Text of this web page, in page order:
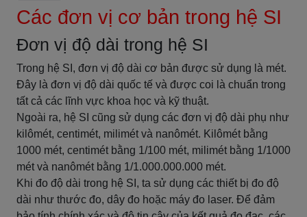
Các đơn vị cơ bản trong hệ SI
Đơn vị độ dài trong hệ SI
Trong hệ SI, đơn vị độ dài cơ bản được sử dụng là mét.
Đây là đơn vị độ dài quốc tế và được coi là chuẩn trong
tất cả các lĩnh vực khoa học và kỹ thuật.
Ngoài ra, hệ SI cũng sử dụng các đơn vị độ dài phụ như
kilômét, centimét, milimét và nanômét. Kilômét bằng
1000 mét, centimét bằng 1/100 mét, milimét bằng 1/1000
mét và nanômét bằng 1/1.000.000.000 mét.
Khi đo độ dài trong hệ SI, ta sử dụng các thiết bị đo độ
dài như thước đo, dây đo hoặc máy đo laser. Để đảm